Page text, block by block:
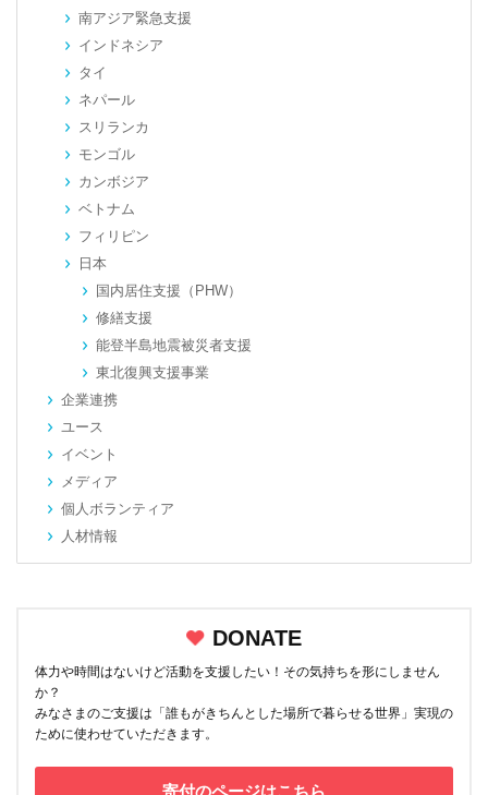
南アジア緊急支援
インドネシア
タイ
ネパール
スリランカ
モンゴル
カンボジア
ベトナム
フィリピン
日本
国内居住支援（PHW）
修繕支援
能登半島地震被災者支援
東北復興支援事業
企業連携
ユース
イベント
メディア
個人ボランティア
人材情報
DONATE
体力や時間はないけど活動を支援したい！その気持ちを形にしません
か？
みなさまのご支援は「誰もがきちんとした場所で暮らせる世界」実現の
ために使わせていただきます。
寄付のページはこちら